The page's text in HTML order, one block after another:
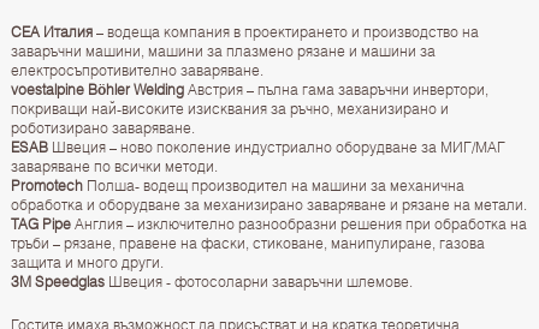
CEA Италия– водеща компания в проектирането и производство на
заваръчни машини, машини за плазмено рязане и машини за
електросъпротивително заваряване.
voestalpine Böhler WeldingАвстрия – пълна гама заваръчни инвертори,
покриващи най-високите изисквания за ръчно, механизирано и
роботизирано заваряване.
ESABШвеция – ново поколение индустриално оборудване за МИГ/МАГ
заваряване по всички методи.
PromotechПолша- водещ производител на машини за механична
обработка и оборудване за механизирано заваряване и рязане на метали.
TAG PipeАнглия – изключително разнообразни решения при обработка на
тръби – рязане, правене на фаски, стиковане, манипулиране, газова
защита и много други.
3M SpeedglasШвеция - фотосоларни заваръчни шлемове.
Гостите имаха възможност да присъстват и на кратка теоретична